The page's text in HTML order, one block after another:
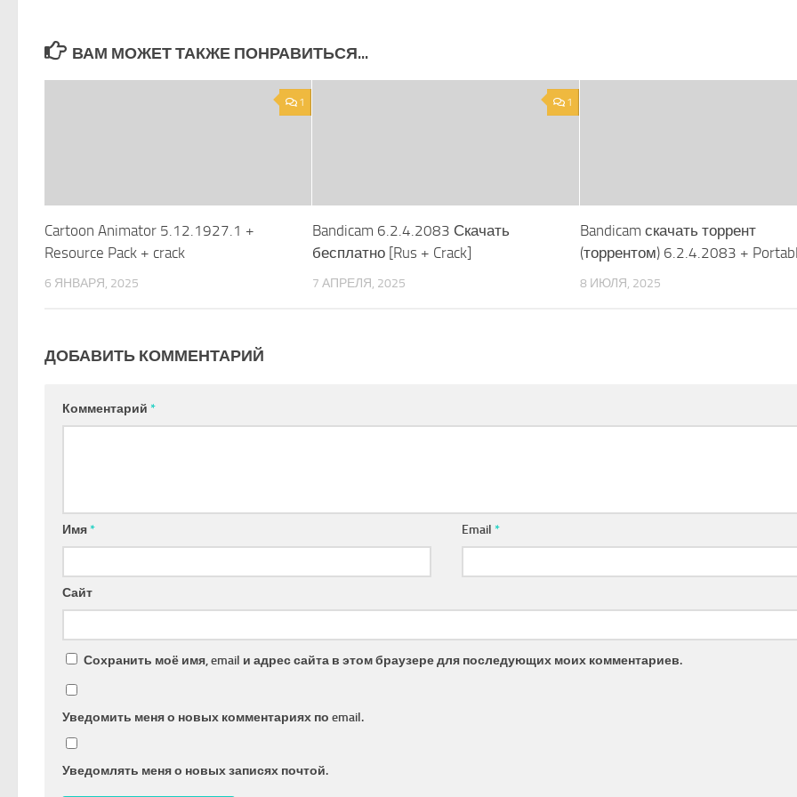
ВАМ МОЖЕТ ТАКЖЕ ПОНРАВИТЬСЯ...
1
Cartoon Animator 5.12.1927.1 +
Resource Pack + crack
6 ЯНВАРЯ, 2025
1
Bandicam 6.2.4.2083 Скачать
бесплатно [Rus + Crack]
7 АПРЕЛЯ, 2025
Bandicam скачать торрент
(торрентом) 6.2.4.2083 +
8 ИЮЛЯ, 2025
ДОБАВИТЬ КОММЕНТАРИЙ
Комментарий *
Имя* Email*
Сайт
Сохранить моё имя, email и адрес сайта в этом браузере для последующих моих комментариев.
Уведомить меня о новых комментариях по email.
Уведомлять меня о новых записях почтой.